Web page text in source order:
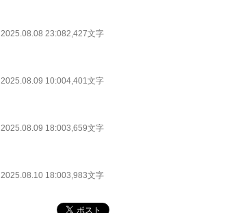
2025.08.08 23:082,427文字
2025.08.09 10:004,401文字
2025.08.09 18:003,659文字
2025.08.10 18:003,983文字